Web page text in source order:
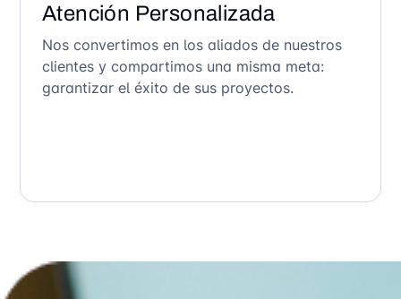
Atención Personalizada
Nos convertimos en los aliados de nuestros
clientes y compartimos una misma meta:
garantizar el éxito de sus proyectos.